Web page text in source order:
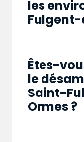
les
Fulgent-
Êtes-
le
Saint-
Ormes ?